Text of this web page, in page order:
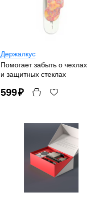
Держалкус
Помогает забыть о чехлах
и защитных стеклах
599₽